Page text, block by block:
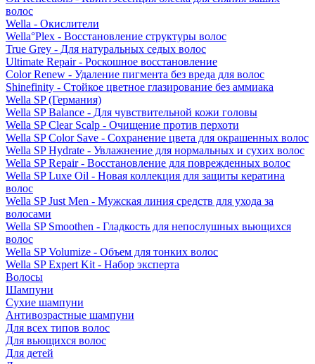
волос
Wella - Окислители
Wella°Plex - Восстановление структуры волос
True Grey - Для натуральных седых волос
Ultimate Repair - Роскошное восстановление
Color Renew - Удаление пигмента без вреда для волос
Shinefinity - Стойкое цветное глазирование без аммиака
Wella SP (Германия)
Wella SP Balance - Для чувствительной кожи головы
Wella SP Clear Scalp - Очищение против перхоти
Wella SP Color Save - Сохранение цвета для окрашенных волос
Wella SP Hydrate - Увлажнение для нормальных и сухих волос
Wella SP Repair - Восстановление для поврежденных волос
Wella SP Luxe Oil - Новая коллекция для защиты кератина
волос
Wella SP Just Men - Мужская линия средств для ухода за
волосами
Wella SP Smoothen - Гладкость для непослушных вьющихся
волос
Wella SP Volumize - Объем для тонких волос
Wella SP Expert Kit - Набор эксперта
Волосы
Шампуни
Сухие шампуни
Антивозрастные шампуни
Для всех типов волос
Для вьющихся волос
Для детей